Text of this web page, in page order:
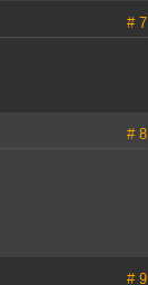
# 7
# 8
# 9